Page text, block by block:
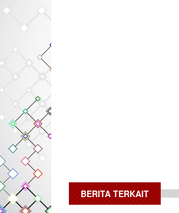
BERITA TERKAIT